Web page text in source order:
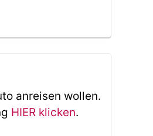
anreisen wollen.
HIER klicken.